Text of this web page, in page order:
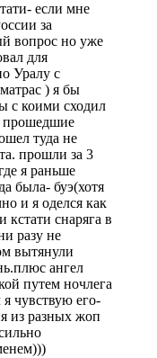
если мне
за
вопрос но уже
для
Уралу с
) я бы
с коими сходил
прошедшие
туда не
прошли за 3
я раньше
была- буэ(хотя
и я оделся как
снаряга в
разу не
вытянули
ангел
путем ночлега
я чувствую его-
из разных жоп